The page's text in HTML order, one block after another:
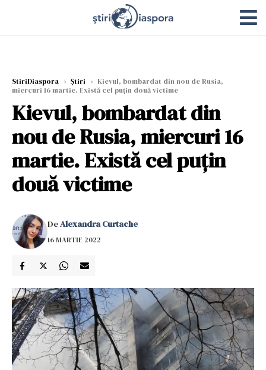
StiriDiaspora › Știri › Kievul, bombardat din nou de Rusia,
miercuri 16 martie. Există cel puțin două victime
Kievul, bombardat din
nou de Rusia, miercuri 16
martie. Există cel puțin
două victime
DeAlexandra Curtache
16 MARTIE 2022